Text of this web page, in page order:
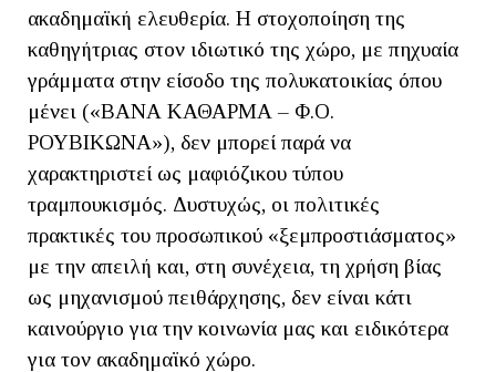
ακαδημαϊκή ελευθερία. Η στοχοποίηση της
καθηγήτριας στον ιδιωτικό της χώρο, με πηχυαία
γράμματα στην είσοδο της πολυκατοικίας όπου
μένει («ΒΑΝΑ ΚΑΘΑΡΜΑ – Φ.Ο.
ΡΟΥΒΙΚΩΝΑ»), δεν μπορεί παρά να
χαρακτηριστεί ως μαφιόζικου τύπου
τραμπουκισμός. Δυστυχώς, οι πολιτικές
πρακτικές του προσωπικού «ξεμπροστιάσματος»
με την απειλή και, στη συνέχεια, τη χρήση βίας
ως μηχανισμού πειθάρχησης, δεν είναι κάτι
καινούργιο για την κοινωνία μας και ειδικότερα
για τον ακαδημαϊκό χώρο.